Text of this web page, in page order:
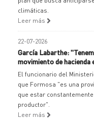
climáticas.
Leer más
22-07-2026
García Labarthe:
movimiento de
El funcionario del
que Formosa "es una
que estar
productor".
Leer más